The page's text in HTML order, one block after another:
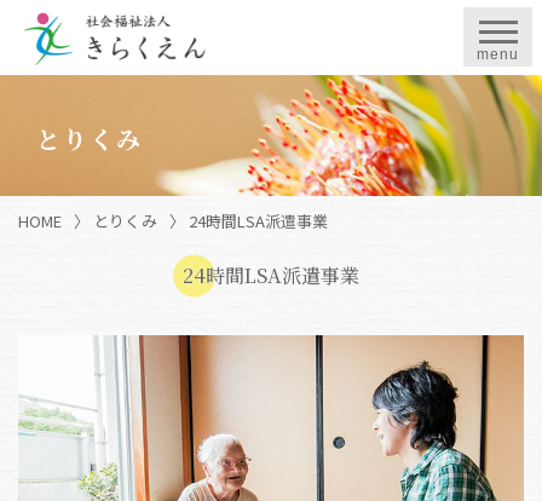
menu
とりくみ
HOME 〉 とりくみ 〉 24時間LSA派遣事業
24時間LSA派遣事業